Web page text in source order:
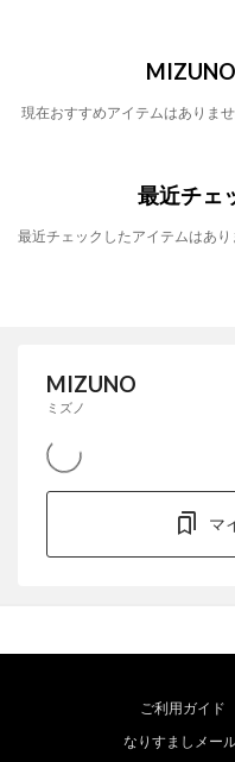
現在おすすめアイテムはありませ
最近チェ
最近チェックしたアイテムはあり
MIZUNO
ミズノ
マ
ご利用ガイド
なりすましメー